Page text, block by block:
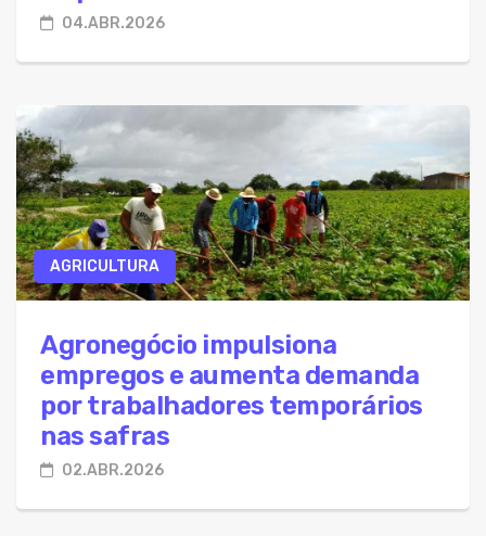
04.ABR.2026
AGRICULTURA
Agronegócio impulsiona
empregos e aumenta demanda
por trabalhadores temporários
nas safras
02.ABR.2026